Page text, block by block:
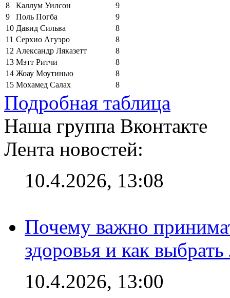
8
Каллум Уилсон
9
9
Поль Погба
9
10 Давид Сильва
8
11 Серхио Агуэро
8
12 Александр Ляказетт
8
13 Мэтт Ритчи
8
14 Жоау Моутинью
8
15 Мохамед Салах 8
Подробная таблица
Наша группа Вконтакте
Лента новостей:
10.4.2026, 13:08
Почему важно
здоровья и как
10.4.2026, 13:00